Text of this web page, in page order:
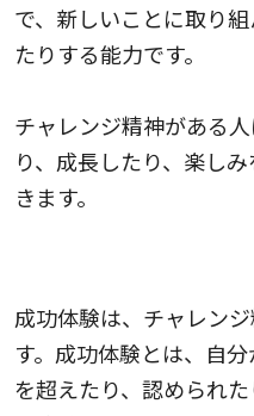
で、新しいことに取り
たりする能力です。
チャレンジ精神がある
り、成長したり、楽し
きます。
成功体験は、チャレン
す。成功体験とは、自
を超えたり、認められ